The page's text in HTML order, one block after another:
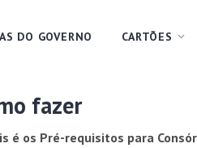
DO GOVERNO CARTÕES
fazer
é os Pré-requisitos para